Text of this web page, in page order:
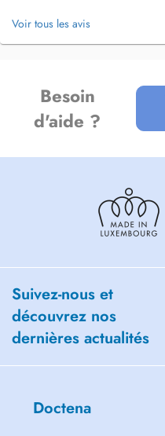
Voir tous les avis
Besoin
d'aide ?
Suivez-nous et
découvrez nos
dernières actualités
Doctena